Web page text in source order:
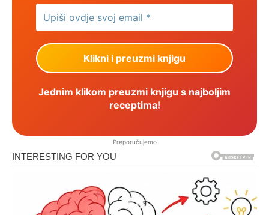
Jednim klikom preuzmi knjigu s najboljim
receptima!
Preporučujemo